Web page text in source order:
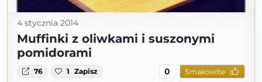
4 stycznia 2014
Muffinki z oliwkami i suszonymi
pomidorami
76 1 Zapisz 0 Smakowite